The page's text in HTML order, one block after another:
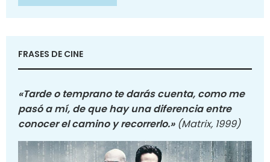
FRASES DE CINE
«Tarde o temprano te darás cuenta, como me
pasó a mí, de que hay una diferencia entre
conocer el camino y recorrerlo.» (Matrix, 1999)